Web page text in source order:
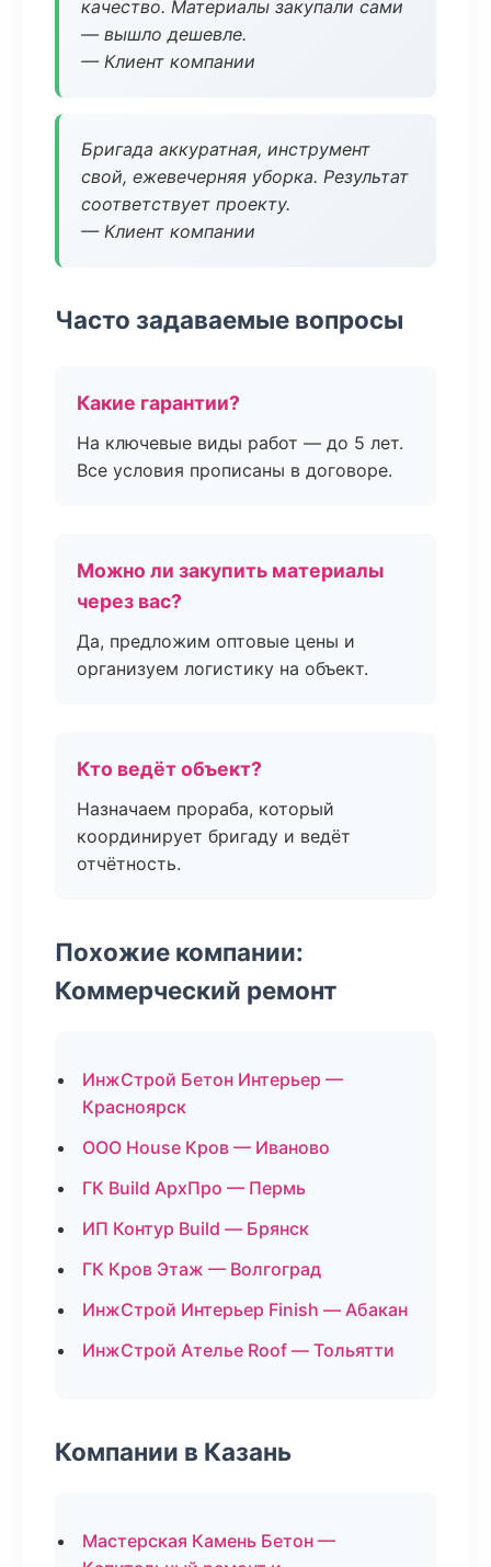
качество. Материалы закупали сами
— вышло дешевле.
— Клиент компании
Бригада аккуратная, инструмент
свой, ежевечерняя уборка. Результат
соответствует проекту.
— Клиент компании
Часто задаваемые вопросы
Какие гарантии?
На ключевые виды работ — до 5 лет.
Все условия прописаны в договоре.
Можно ли закупить материалы
через вас?
Да, предложим оптовые цены и
организуем логистику на объект.
Кто ведёт объект?
Назначаем прораба, который
координирует бригаду и ведёт
отчётность.
Похожие компании:
Коммерческий ремонт
ИнжСтрой Бетон Интерьер —
Красноярск
ООО House Кров — Иваново
ГК Build АрхПро — Пермь
ИП Контур Build — Брянск
ГК Кров Этаж — Волгоград
ИнжСтрой Интерьер Finish — Абакан
ИнжСтрой Ателье Roof — Тольятти
Компании в Казань
Мастерская Камень Бетон —